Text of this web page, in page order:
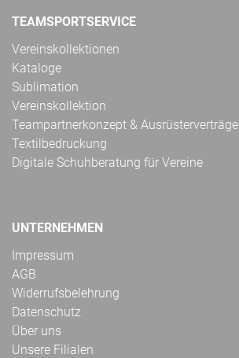
TEAMSPORTSERVICE
Vereinskollektionen
Kataloge
Sublimation
Vereinskollektion
Teampartnerkonzept & Ausrüsterverträge
Textilbedruckung
Digitale Schuhberatung für Vereine
UNTERNEHMEN
Impressum
AGB
Widerrufsbelehrung
Datenschutz
Über uns
Unsere Filialen